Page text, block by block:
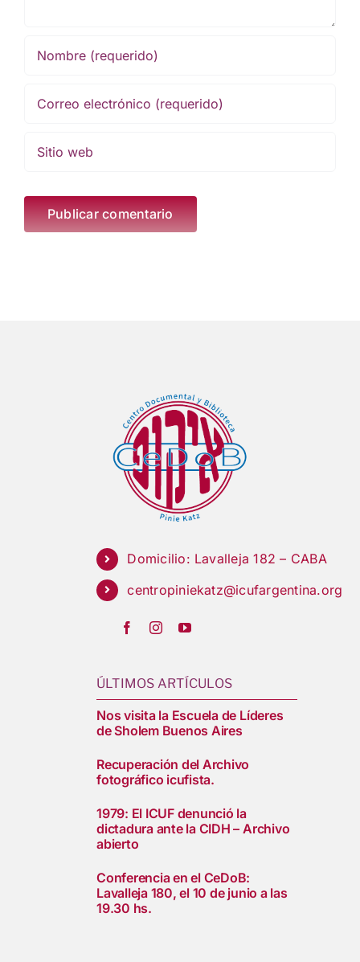
Domicilio: Lavalleja 182 – CABA
centropiniekatz@icufargentina.org
ÚLTIMOS ARTÍCULOS
Nos visita la Escuela de Líderes
de Sholem Buenos Aires
Recuperación del Archivo
fotográfico icufista.
1979: El ICUF denunció la
dictadura ante la CIDH – Archivo
abierto
Conferencia en el CeDoB:
Lavalleja 180, el 10 de junio a las
19.30 hs.